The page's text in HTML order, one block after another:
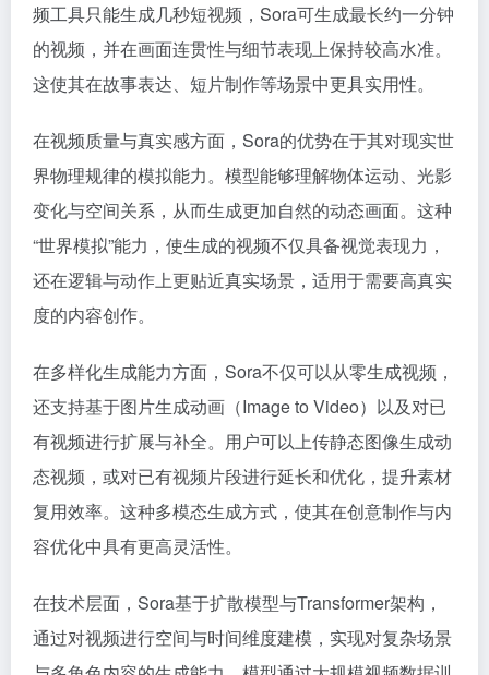
频工具只能生成几秒短视频，Sora可生成最长约一分钟
的视频，并在画面连贯性与细节表现上保持较高水准。
这使其在故事表达、短片制作等场景中更具实用性。
在视频质量与真实感方面，Sora的优势在于其对现实世
界物理规律的模拟能力。模型能够理解物体运动、光影
变化与空间关系，从而生成更加自然的动态画面。这种
“世界模拟”能力，使生成的视频不仅具备视觉表现力，
还在逻辑与动作上更贴近真实场景，适用于需要高真实
度的内容创作。
在多样化生成能力方面，Sora不仅可以从零生成视频，
还支持基于图片生成动画（Image to Video）以及对已
有视频进行扩展与补全。用户可以上传静态图像生成动
态视频，或对已有视频片段进行延长和优化，提升素材
复用效率。这种多模态生成方式，使其在创意制作与内
容优化中具有更高灵活性。
在技术层面，Sora基于扩散模型与Transformer架构，
通过对视频进行空间与时间维度建模，实现对复杂场景